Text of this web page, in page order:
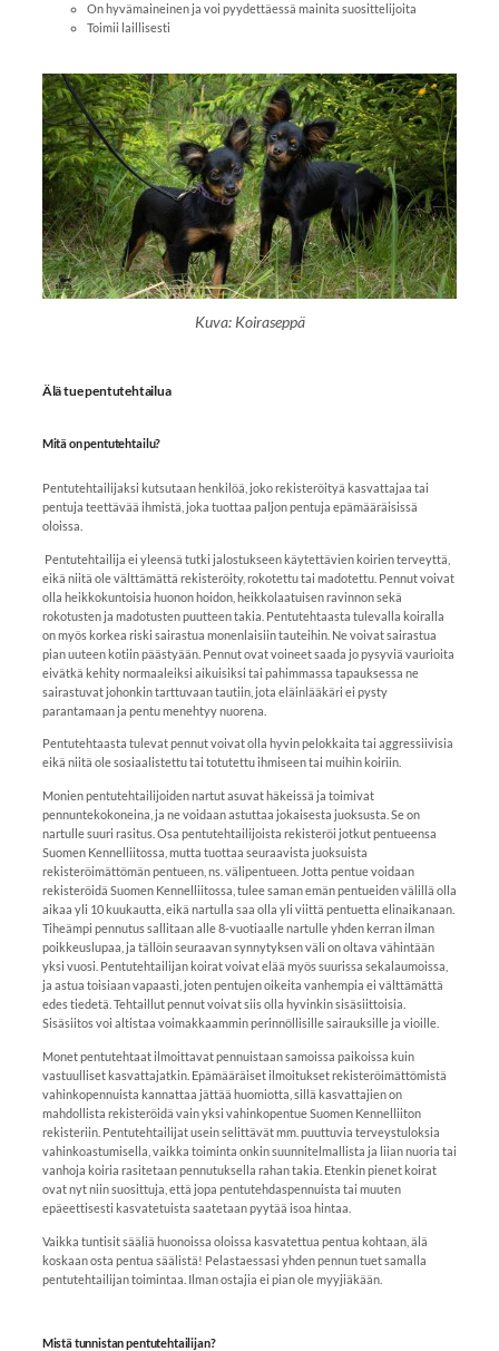
On hyvämaineinen ja voi pyydettäessä mainita suosittelijoita
Toimii laillisesti
Kuva: Koiraseppä
Älä tue pentutehtailua
Mitä on pentutehtailu?
Pentutehtailijaksi kutsutaan henkilöä, joko rekisteröityä kasvattajaa tai
pentuja teettävää ihmistä, joka tuottaa paljon pentuja epämääräisissä
oloissa.
Pentutehtailija ei yleensä tutki jalostukseen käytettävien koirien terveyttä,
eikä niitä ole välttämättä rekisteröity, rokotettu tai madotettu. Pennut voivat
olla heikkokuntoisia huonon hoidon, heikkolaatuisen ravinnon sekä
rokotusten ja madotusten puutteen takia. Pentutehtaasta tulevalla koiralla
on myös korkea riski sairastua monenlaisiin tauteihin. Ne voivat sairastua
pian uuteen kotiin päästyään. Pennut ovat voineet saada jo pysyviä vaurioita
eivätkä kehity normaaleiksi aikuisiksi tai pahimmassa tapauksessa ne
sairastuvat johonkin tarttuvaan tautiin, jota eläinlääkäri ei pysty
parantamaan ja pentu menehtyy nuorena.
Pentutehtaasta tulevat pennut voivat olla hyvin pelokkaita tai aggressiivisia
eikä niitä ole sosiaalistettu tai totutettu ihmiseen tai muihin koiriin.
Monien pentutehtailijoiden nartut asuvat häkeissä ja toimivat
pennuntekokoneina, ja ne voidaan astuttaa jokaisesta juoksusta. Se on
nartulle suuri rasitus. Osa pentutehtailijoista rekisteröi jotkut pentueensa
Suomen Kennelliitossa, mutta tuottaa seuraavista juoksuista
rekisteröimättömän pentueen, ns. välipentueen. Jotta pentue voidaan
rekisteröidä Suomen Kennelliitossa, tulee saman emän pentueiden välillä olla
aikaa yli 10 kuukautta, eikä nartulla saa olla yli viittä pentuetta elinaikanaan.
Tiheämpi pennutus sallitaan alle 8-vuotiaalle nartulle yhden kerran ilman
poikkeuslupaa, ja tällöin seuraavan synnytyksen väli on oltava vähintään
yksi vuosi. Pentutehtailijan koirat voivat elää myös suurissa sekalaumoissa,
ja astua toisiaan vapaasti, joten pentujen oikeita vanhempia ei välttämättä
edes tiedetä. Tehtaillut pennut voivat siis olla hyvinkin sisäsiittoisia.
Sisäsiitos voi altistaa voimakkaammin perinnöllisille sairauksille ja vioille.
Monet pentutehtaat ilmoittavat pennuistaan samoissa paikoissa kuin
vastuulliset kasvattajatkin. Epämääräiset ilmoitukset rekisteröimättömistä
vahinkopennuista kannattaa jättää huomiotta, sillä kasvattajien on
mahdollista rekisteröidä vain yksi vahinkopentue Suomen Kennelliiton
rekisteriin. Pentutehtailijat usein selittävät mm. puuttuvia terveystuloksia
vahinkoastumisella, vaikka toiminta onkin suunnitelmallista ja liian nuoria tai
vanhoja koiria rasitetaan pennutuksella rahan takia. Etenkin pienet koirat
ovat nyt niin suosittuja, että jopa pentutehdaspennuista tai muuten
epäeettisesti kasvatetuista saatetaan pyytää isoa hintaa.
Vaikka tuntisit sääliä huonoissa oloissa kasvatettua pentua kohtaan, älä
koskaan osta pentua säälistä! Pelastaessasi yhden pennun tuet samalla
pentutehtailijan toimintaa. Ilman ostajia ei pian ole myyjiäkään.
Mistä tunnistan pentutehtailijan?